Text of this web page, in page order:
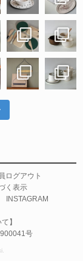
ログアウト
く表示
INSTAGRAM
】
号